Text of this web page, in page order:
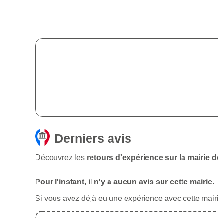
Derniers avis
Découvrez les retours d'expérience sur la mairie
Pour l'instant, il n'y a aucun avis sur cette mairie.
Si vous avez déjà eu une expérience avec cette